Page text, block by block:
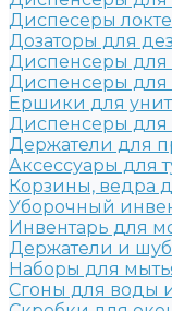
Диспесеры
Дозаторы для
Диспенсеры для
Диспенсеры для
Ершики для
Диспенсеры для
Держатели для
Аксессуары для
Корзины, ведра
Уборочный
Инвентарь для
Держатели и
Наборы для
Сгоны для воды